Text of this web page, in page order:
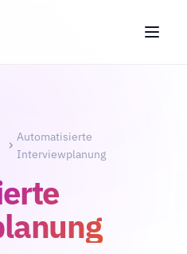
Automatisierte
Interviewplanung